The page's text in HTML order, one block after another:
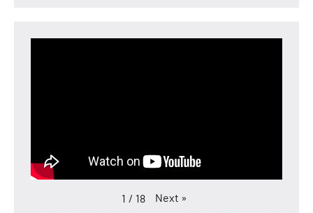
1 / 18 Next »